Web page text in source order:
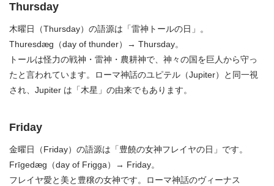
Thursday
木曜日（Thursday）の語源は「雷神トールの日」。
Thuresdæg（day of thunder）→ Thursday。
トールは怪力の戦神・雷神・農耕神で、神々の国を巨人から守っ
たと言われています。ローマ神話のユピテル（Jupiter）と同一視
され、Jupiter は「木星」の由来でもあります。
Friday
金曜日（Friday）の語源は「豊饒の女神フレイヤの日」です。
Frīgedæg（day of Frigga）→ Friday。
フレイヤ愛と美と豊穣の女神です。ローマ神話のヴィーナス